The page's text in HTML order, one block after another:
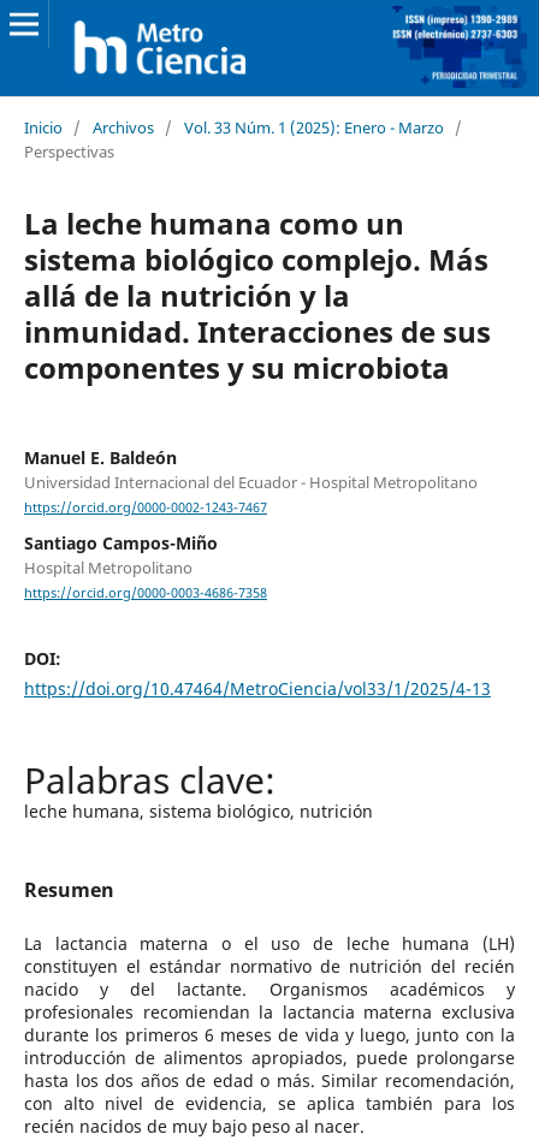
Inicio / Archivos / Vol. 33 Núm. 1 (2025): Enero - Marzo /
Perspectivas
La leche humana como un
sistema biológico complejo. Más
allá de la nutrición y la
inmunidad. Interacciones de sus
componentes y su microbiota
Manuel E. Baldeón
Universidad Internacional del Ecuador - Hospital Metropolitano
https://orcid.org/0000-0002-1243-7467
Santiago Campos-Miño
Hospital Metropolitano
https://orcid.org/0000-0003-4686-7358
DOI:
https://doi.org/10.47464/MetroCiencia/vol33/1/2025/4-13
leche humana, sistema biológico, nutrición
Resumen
La lactancia materna o el uso de leche humana (LH)
constituyen el estándar normativo de nutrición del recién
nacido y del lactante. Organismos académicos y
profesionales recomiendan la lactancia materna exclusiva
durante los primeros 6 meses de vida y luego, junto con la
introducción de alimentos apropiados, puede prolongarse
hasta los dos años de edad o más. Similar recomendación,
con alto nivel de evidencia, se aplica también para los
recién nacidos de muy bajo peso al nacer.